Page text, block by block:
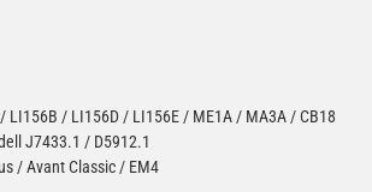
LI156B / LI156D / LI156E / ME1A / MA3A / CB18
J7433.1 / D5912.1
/ Avant Classic / EM4